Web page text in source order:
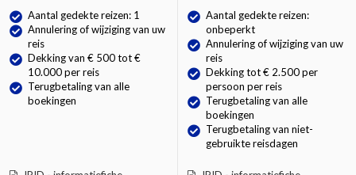
Aantal gedekte reizen: 1
Annulering of wijziging van uw
reis
Dekking van € 500 tot €
10.000 per reis
Terugbetaling van alle
boekingen
Aantal gedekte reizen:
onbeperkt
Annulering of wijziging van uw
reis
Dekking tot € 2.500 per
persoon per reis
Terugbetaling van alle
boekingen
Terugbetaling van niet-
gebruikte reisdagen